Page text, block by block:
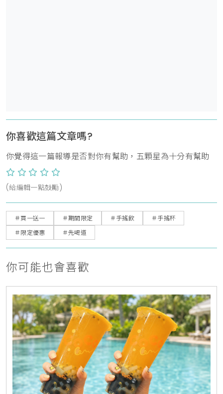
你喜歡這篇文章嗎?
你覺得這一篇報導是否對你有幫助，五顆星為十分有幫助
(給編輯一點鼓勵)
＃買一送一 ＃期間限定 ＃手搖飲
＃手搖杯
＃限定優惠
＃先喝道
你可能也會喜歡